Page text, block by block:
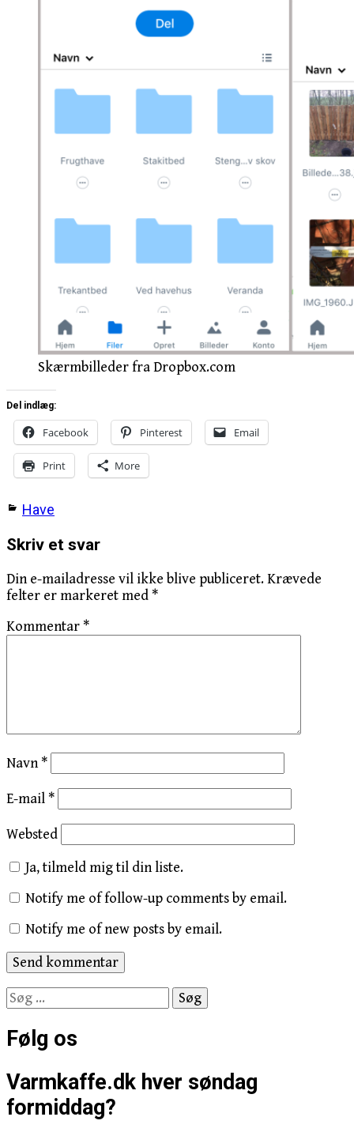
Skærmbilleder fra Dropbox.com
Del indlæg:
Facebook Pinterest Email
Print More
Have
Skriv et svar
Din e-mailadresse vil ikke blive publiceret.Krævede
felter er markeret med*
Kommentar*
Navn*
E-mail*
Websted
Ja, tilmeld mig til din liste.
Notify me of follow-up comments by email.
Notify me of new posts by email.
Søg
efter:
Følg os
Varmkaffe.dk hver søndag
formiddag?